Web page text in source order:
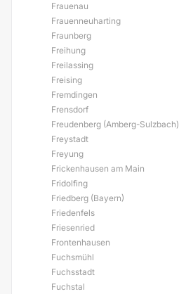
Frauenau
Frauenneuharting
Fraunberg
Freihung
Freilassing
Freising
Fremdingen
Frensdorf
Freudenberg (Amberg-Sulzbach)
Freystadt
Freyung
Frickenhausen am Main
Fridolfing
Friedberg (Bayern)
Friedenfels
Friesenried
Frontenhausen
Fuchsmühl
Fuchsstadt
Fuchstal